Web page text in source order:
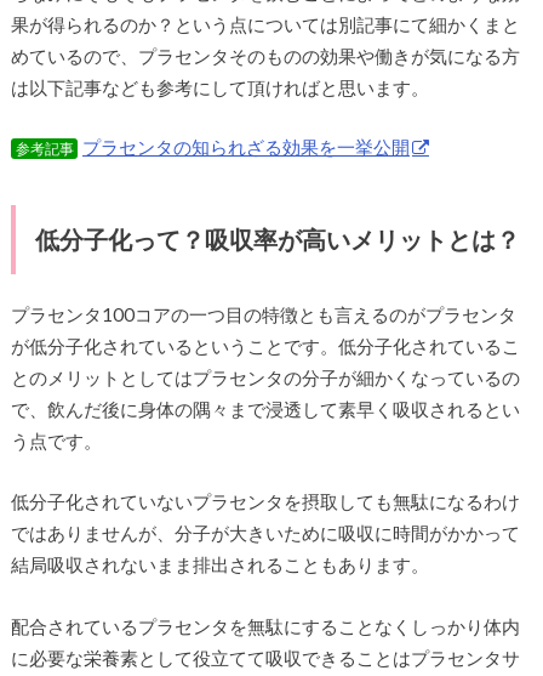
果が得られるのか？という点については別記事にて細かくまと
めているので、プラセンタそのものの効果や働きが気になる方
は以下記事なども参考にして頂ければと思います。
参考記事 プラセンタの知られざる効果を一挙公開
低分子化って？吸収率が高いメリットとは？
プラセンタ100コアの一つ目の特徴とも言えるのがプラセンタ
が低分子化されているということです。低分子化されているこ
とのメリットとしてはプラセンタの分子が細かくなっているの
で、飲んだ後に身体の隅々まで浸透して素早く吸収されるとい
う点です。
低分子化されていないプラセンタを摂取しても無駄になるわけ
ではありませんが、分子が大きいために吸収に時間がかかって
結局吸収されないまま排出されることもあります。
配合されているプラセンタを無駄にすることなくしっかり体内
に必要な栄養素として役立てて吸収できることはプラセンタサ